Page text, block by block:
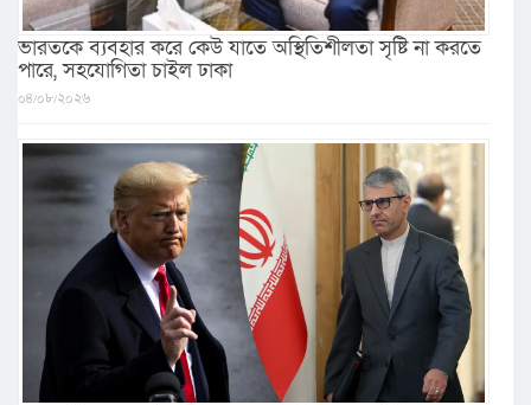
ভারতকে ব্যবহার করে কেউ যাতে অস্থিতিশীলতা সৃষ্টি না করতে
পারে, সহযোগিতা চাইল ঢাকা
০৪/০৮/২০২৬